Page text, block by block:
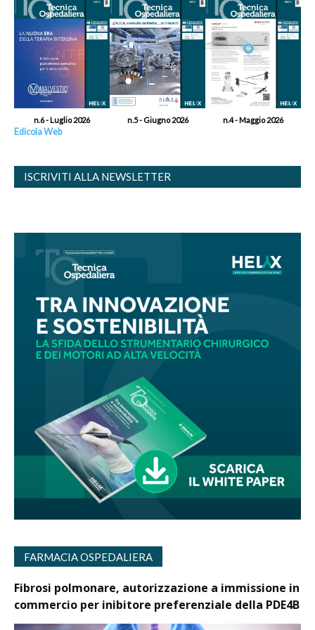
n.6 - Luglio 2026 n.5 - Giugno 2026 n.4 - Maggio 2026
Edicola Web
ISCRIVITI ALLA NEWSLETTER
FARMACIA OSPEDALIERA
Fibrosi polmonare, autorizzazione a immissione in
commercio per inibitore preferenziale della PDE4B